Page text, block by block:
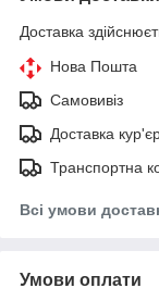
Доставка
Нова Пошта
Самовивіз
Доставка
Транспортна
Всі умови
Умови оплати